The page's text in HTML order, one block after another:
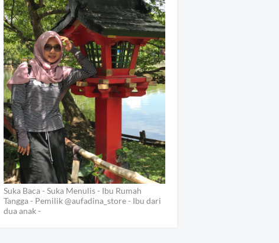
Suka Baca - Suka Menulis - Ibu Rumah
Tangga - Pemilik @aufadina_store - Ibu dari
dua anak -